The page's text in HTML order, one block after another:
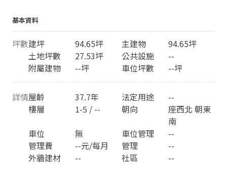
基本資料
坪數建坪 94.65坪 主建物
94.65坪
土地坪數
27.53坪 公共設施
--
附屬建物
--坪 車位坪數 --坪
詳情屋齡 37.7年 法定用途
--
樓層
1-5 / -- 朝向
座西北 朝東
南
車位
無 車位管理
--
管理費
--元/每月 管理
--
外牆建材
-- 社區 --